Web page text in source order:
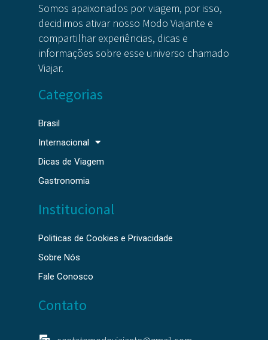
Somos apaixonados por viagem, por isso,
decidimos ativar nosso Modo Viajante e
compartilhar experiências, dicas e
informações sobre esse universo chamado
Viajar.
Categorias
Brasil
Internacional
Dicas de Viagem
Gastronomia
Institucional
Politicas de Cookies e Privacidade
Sobre Nós
Fale Conosco
Contato